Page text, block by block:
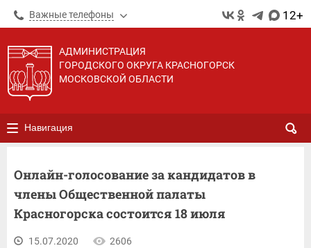
Важные телефоны 12+
АДМИНИСТРАЦИЯ
ГОРОДСКОГО ОКРУГА КРАСНОГОРСК
МОСКОВСКОЙ ОБЛАСТИ
Навигация
Онлайн-голосование за кандидатов в
члены Общественной палаты
Красногорска состоится 18 июля
15.07.2020 2606